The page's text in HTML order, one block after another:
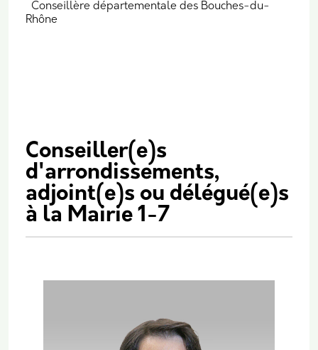
Conseillère départementale des Bouches-du-
Rhône
Conseiller(e)s
d'arrondissements,
adjoint(e)s ou délégué(e)s
à la Mairie 1-7